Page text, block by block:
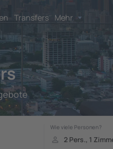
Transfers Mehr